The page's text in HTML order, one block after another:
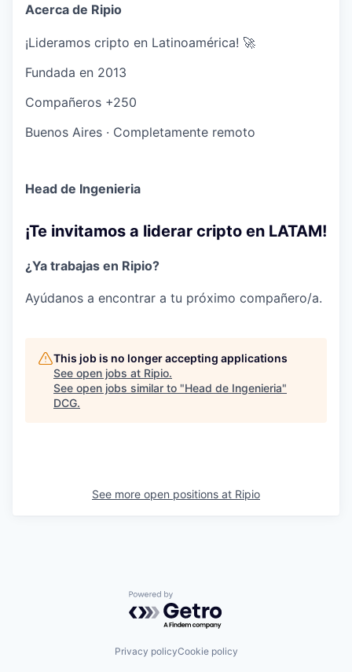
Acerca de Ripio
¡Lideramos cripto en Latinoamérica! 🚀
Fundada en 2013
Compañeros +250
Buenos Aires · Completamente remoto
Head de Ingenieria
¡Te invitamos a liderar cripto en LATAM!
¿Ya trabajas en Ripio?
Ayúdanos a encontrar a tu próximo compañero/a.
This job is no longer accepting applications
See open jobs at Ripio.
See open jobs similar to "Head de Ingenieria"
DCG.
See more open positions at Ripio
Powered by Getro.com
Privacy policyCookie policy